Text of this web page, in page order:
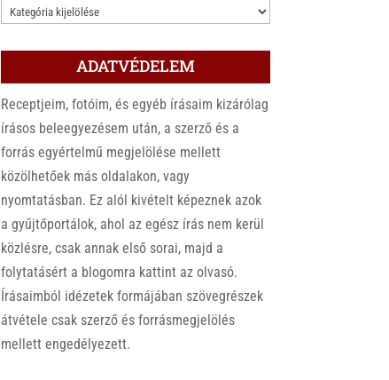
KATEGÓRIÁK
ADATVÉDELEM
Receptjeim, fotóim, és egyéb írásaim kizárólag
írásos beleegyezésem után, a szerző és a
forrás egyértelmű megjelölése mellett
közölhetőek más oldalakon, vagy
nyomtatásban. Ez alól kivételt képeznek azok
a gyűjtőportálok, ahol az egész írás nem kerül
közlésre, csak annak első sorai, majd a
folytatásért a blogomra kattint az olvasó.
Írásaimból idézetek formájában szövegrészek
átvétele csak szerző és forrásmegjelölés
mellett engedélyezett.